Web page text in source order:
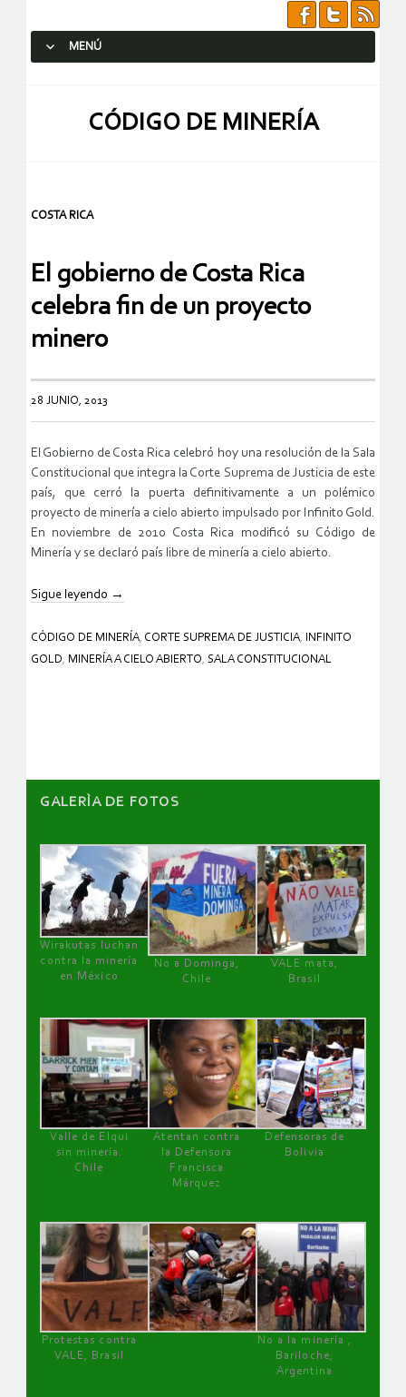
MENÚ
CÓDIGO DE MINERÍA
COSTA RICA
El gobierno de Costa Rica
celebra fin de un proyecto
minero
28 JUNIO, 2013
El Gobierno de Costa Rica celebró hoy una resolución de la Sala
Constitucional que integra la Corte Suprema de Justicia de este
país, que cerró la puerta definitivamente a un polémico
proyecto de minería a cielo abierto impulsado por Infinito Gold.
En noviembre de 2010 Costa Rica modificó su Código de
Minería y se declaró país libre de minería a cielo abierto.
Sigue leyendo →
CÓDIGO DE MINERÍA, CORTE SUPREMA DE JUSTICIA,
INFINITO
GOLD, MINERÍA A CIELO ABIERTO, SALA CONSTITUCIONAL
GALERÌA DE FOTOS
Wirakutas luchan
contra la minería
en México
No a Dominga,
Chile
VALE mata,
Brasil
Valle de Elqui
sin minería.
Chile
Atentan contra
la Defensora
Francisca
Márquez
Defensoras de
Bolivia
Protestas contra
VALE, Brasil
No a la minería ,
Bariloche,
Argentina